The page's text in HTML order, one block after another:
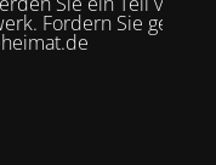
Fordern Sie gerne